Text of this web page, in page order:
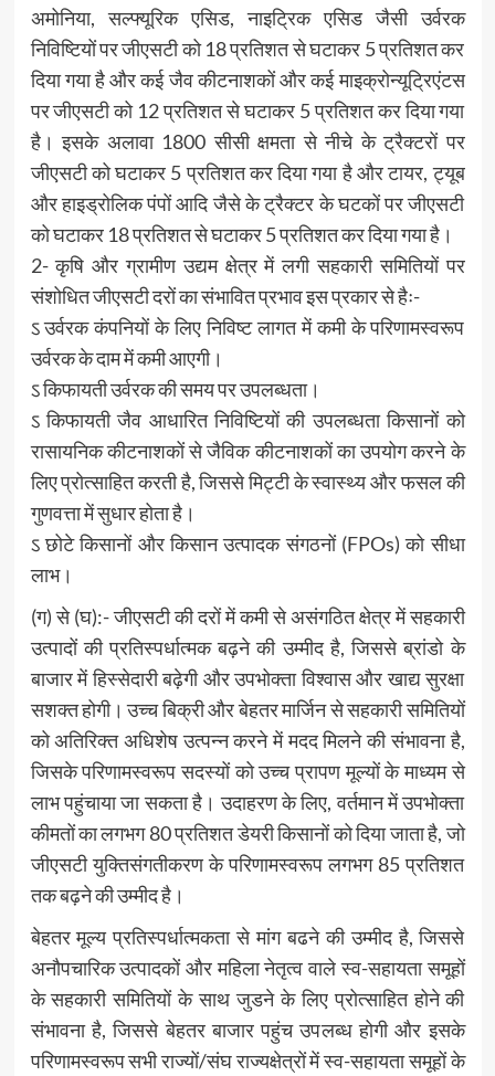
अमोनिया, सल्फ्यूरिक एसिड, नाइट्रिक एसिड जैसी उर्वरक
निविष्टियों पर जीएसटी को 18 प्रतिशत से घटाकर 5 प्रतिशत कर
दिया गया है और कई जैव कीटनाशकों और कई माइक्रोन्यूट्रिएंटस
पर जीएसटी को 12 प्रतिशत से घटाकर 5 प्रतिशत कर दिया गया
है। इसके अलावा 1800 सीसी क्षमता से नीचे के ट्रैक्टरों पर
जीएसटी को घटाकर 5 प्रतिशत कर दिया गया है और टायर, ट्यूब
और हाइड्रोलिक पंपों आदि जैसे के ट्रैक्टर के घटकों पर जीएसटी
को घटाकर 18 प्रतिशत से घटाकर 5 प्रतिशत कर दिया गया है।
2- कृषि और ग्रामीण उद्यम क्षेत्र में लगी सहकारी समितियों पर
संशोधित जीएसटी दरों का संभावित प्रभाव इस प्रकार से हैः-
ऽ उर्वरक कंपनियों के लिए निविष्ट लागत में कमी के परिणामस्वरूप
उर्वरक के दाम में कमी आएगी।
ऽ किफायती उर्वरक की समय पर उपलब्धता।
ऽ किफायती जैव आधारित निविष्टियों की उपलब्धता किसानों को
रासायनिक कीटनाशकों से जैविक कीटनाशकों का उपयोग करने के
लिए प्रोत्साहित करती है, जिससे मिट्टी के स्वास्थ्य और फसल की
गुणवत्ता में सुधार होता है।
ऽ छोटे किसानों और किसान उत्पादक संगठनों (FPOs) को सीधा
लाभ।
(ग) से (घ):- जीएसटी की दरों में कमी से असंगठित क्षेत्र में सहकारी
उत्पादों की प्रतिस्पर्धात्मक बढ़ने की उम्मीद है, जिससे ब्रांडो के
बाजार में हिस्सेदारी बढ़ेगी और उपभोक्ता विश्वास और खाद्य सुरक्षा
सशक्त होगी। उच्च बिक्री और बेहतर मार्जिन से सहकारी समितियों
को अतिरिक्त अधिशेष उत्पन्न करने में मदद मिलने की संभावना है,
जिसके परिणामस्वरूप सदस्यों को उच्च प्रापण मूल्यों के माध्यम से
लाभ पहुंचाया जा सकता है। उदाहरण के लिए, वर्तमान में उपभोक्ता
कीमतों का लगभग 80 प्रतिशत डेयरी किसानों को दिया जाता है, जो
जीएसटी युक्तिसंगतीकरण के परिणामस्वरूप लगभग 85 प्रतिशत
तक बढ़ने की उम्मीद है।
बेहतर मूल्य प्रतिस्पर्धात्मकता से मांग बढने की उम्मीद है, जिससे
अनौपचारिक उत्पादकों और महिला नेतृत्व वाले स्व-सहायता समूहों
के सहकारी समितियों के साथ जुडने के लिए प्रोत्साहित होने की
संभावना है, जिससे बेहतर बाजार पहुंच उपलब्ध होगी और इसके
परिणामस्वरूप सभी राज्यों/संघ राज्यक्षेत्रों में स्व-सहायता समूहों के